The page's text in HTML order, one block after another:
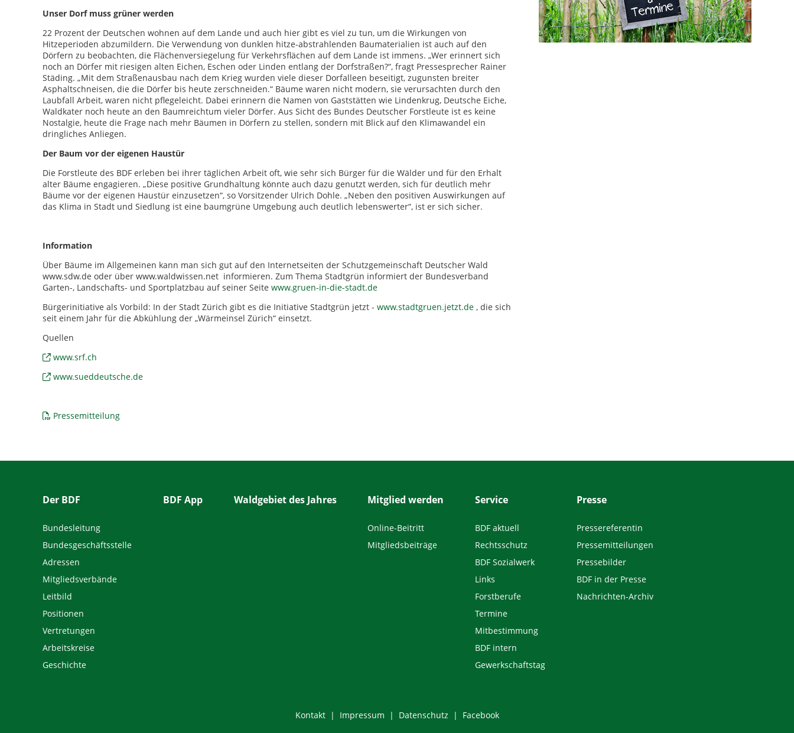
Unser Dorf muss grüner werden
22 Prozent der Deutschen wohnen auf dem Lande und auch hier gibt es viel zu tun, um die Wirkungen von
Hitzeperioden abzumildern. Die Verwendung von dunklen hitze-abstrahlenden Baumaterialien ist auch auf den
Dörfern zu beobachten, die Flächenversiegelung für Verkehrsflächen auf dem Lande ist immens. „Wer erinnert sich
noch an Dörfer mit riesigen alten Eichen, Eschen oder Linden entlang der Dorfstraßen?“, fragt Pressesprecher Rainer
Städing. „Mit dem Straßenausbau nach dem Krieg wurden viele dieser Dorfalleen beseitigt, zugunsten breiter
Asphaltschneisen, die die Dörfer bis heute zerschneiden.“ Bäume waren nicht modern, sie verursachten durch den
Laubfall Arbeit, waren nicht pflegeleicht. Dabei erinnern die Namen von Gaststätten wie Lindenkrug, Deutsche Eiche,
Waldkater noch heute an den Baumreichtum vieler Dörfer. Aus Sicht des Bundes Deutscher Forstleute ist es keine
Nostalgie, heute die Frage nach mehr Bäumen in Dörfern zu stellen, sondern mit Blick auf den Klimawandel ein
dringliches Anliegen.
Der Baum vor der eigenen Haustür
Die Forstleute des BDF erleben bei ihrer täglichen Arbeit oft, wie sehr sich Bürger für die Wälder und für den Erhalt
alter Bäume engagieren. „Diese positive Grundhaltung könnte auch dazu genutzt werden, sich für deutlich mehr
Bäume vor der eigenen Haustür einzusetzen“, so Vorsitzender Ulrich Dohle. „Neben den positiven Auswirkungen auf
das Klima in Stadt und Siedlung ist eine baumgrüne Umgebung auch deutlich lebenswerter“, ist er sich sicher.
Information
Über Bäume im Allgemeinen kann man sich gut auf den Internetseiten der Schutzgemeinschaft Deutscher Wald
www.sdw.de oder über www.waldwissen.net informieren. Zum Thema Stadtgrün informiert der Bundesverband
Garten-, Landschafts- und Sportplatzbau auf seiner Seite www.gruen-in-die-stadt.de
Bürgerinitiative als Vorbild: In der Stadt Zürich gibt es die Initiative Stadtgrün jetzt - www.stadtgruen.jetzt.de , die sich
seit einem Jahr für die Abkühlung der „Wärmeinsel Zürich“ einsetzt.
Quellen
www.srf.ch
www.sueddeutsche.de
Pressemitteilung
Der BDF
Bundesleitung
Bundesgeschäftsstelle
Adressen
Mitgliedsverbände
Leitbild
Positionen
Vertretungen
Arbeitskreise
Geschichte
BDF App Waldgebiet des Jahres Mitglied werden
Online-Beitritt
Mitgliedsbeiträge
Service
BDF aktuell
Rechtsschutz
BDF Sozialwerk
Links
Forstberufe
Termine
Mitbestimmung
BDF intern
Gewerkschaftstag
Presse
Pressereferentin
Pressemitteilungen
Pressebilder
BDF in der Presse
Nachrichten-Archiv
Kontakt Impressum Datenschutz
Facebook